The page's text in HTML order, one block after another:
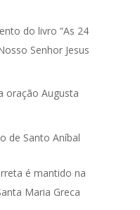
do livro “As 24
Senhor Jesus
oração Augusta
de Santo Aníbal
é mantido na
Maria Greca